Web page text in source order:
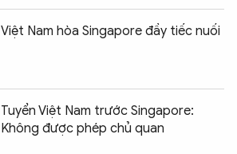
Việt Nam hòa Singapore đầy tiếc nuối
Tuyển Việt Nam trước Singapore:
Không được phép chủ quan